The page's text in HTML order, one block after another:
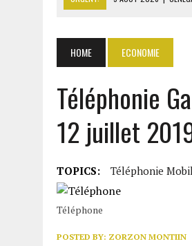
5 AOÛT 2026 | TÉHÉRAN ET
5 AOÛT 2026
RDC : JUSQU’À
HOME ECONOMIE
Téléphonie
12 juillet
TOPICS: Téléphonie
Téléphone
POSTED BY: ZORZON MONTIIN